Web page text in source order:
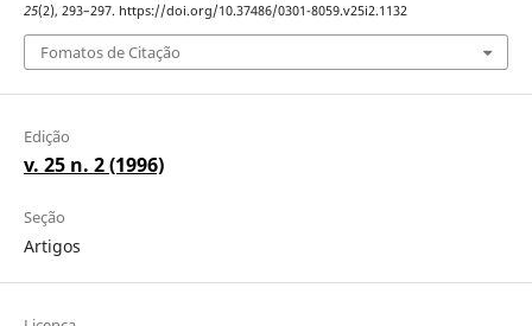
25(2), 293–297. https://doi.org/10.37486/0301-8059.v25i2.1132
Fomatos de Citação
Edição
v. 25 n. 2 (1996)
Seção
Artigos